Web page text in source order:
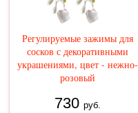
Регулируемые зажимы для
сосков с декоративными
украшениями, цвет - нежно-
розовый
730 руб.